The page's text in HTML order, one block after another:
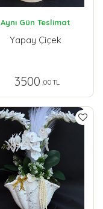
Aynı Gün Teslimat
Yapay Çiçek
3500 ,00 TL